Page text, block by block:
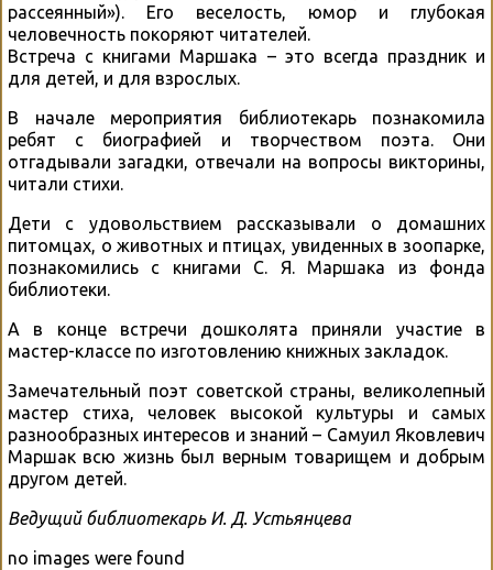
рассеянный»). Его веселость, юмор и глубокая
человечность покоряют читателей.
Встреча с книгами Маршака – это всегда праздник и
для детей, и для взрослых.
В начале мероприятия библиотекарь познакомила
ребят с биографией и творчеством поэта. Они
отгадывали загадки, отвечали на вопросы викторины,
читали стихи.
Дети с удовольствием рассказывали о домашних
питомцах, о животных и птицах, увиденных в зоопарке,
познакомились с книгами С. Я. Маршака из фонда
библиотеки.
А в конце встречи дошколята приняли участие в
мастер-классе по изготовлению книжных закладок.
Замечательный поэт советской страны, великолепный
мастер стиха, человек высокой культуры и самых
разнообразных интересов и знаний – Самуил Яковлевич
Маршак всю жизнь был верным товарищем и добрым
другом детей.
Ведущий библиотекарь И. Д. Устьянцева
no images were found